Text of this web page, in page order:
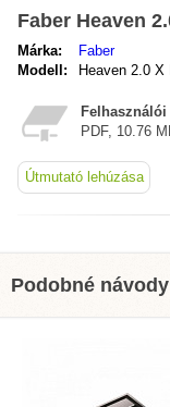
Faber Heaven
Márka:
Faber
Modell:
Heaven 2.0 X
PDF, 10.76
Útmutató lehúzása
Podobné návody